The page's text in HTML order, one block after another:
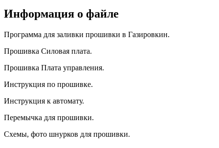
Информация о файле
Программа для заливки прошивки в Газировкин.
Прошивка Силовая плата.
Прошивка Плата управления.
Инструкция по прошивке.
Инструкция к автомату.
Перемычка для прошивки.
Схемы, фото шнурков для прошивки.